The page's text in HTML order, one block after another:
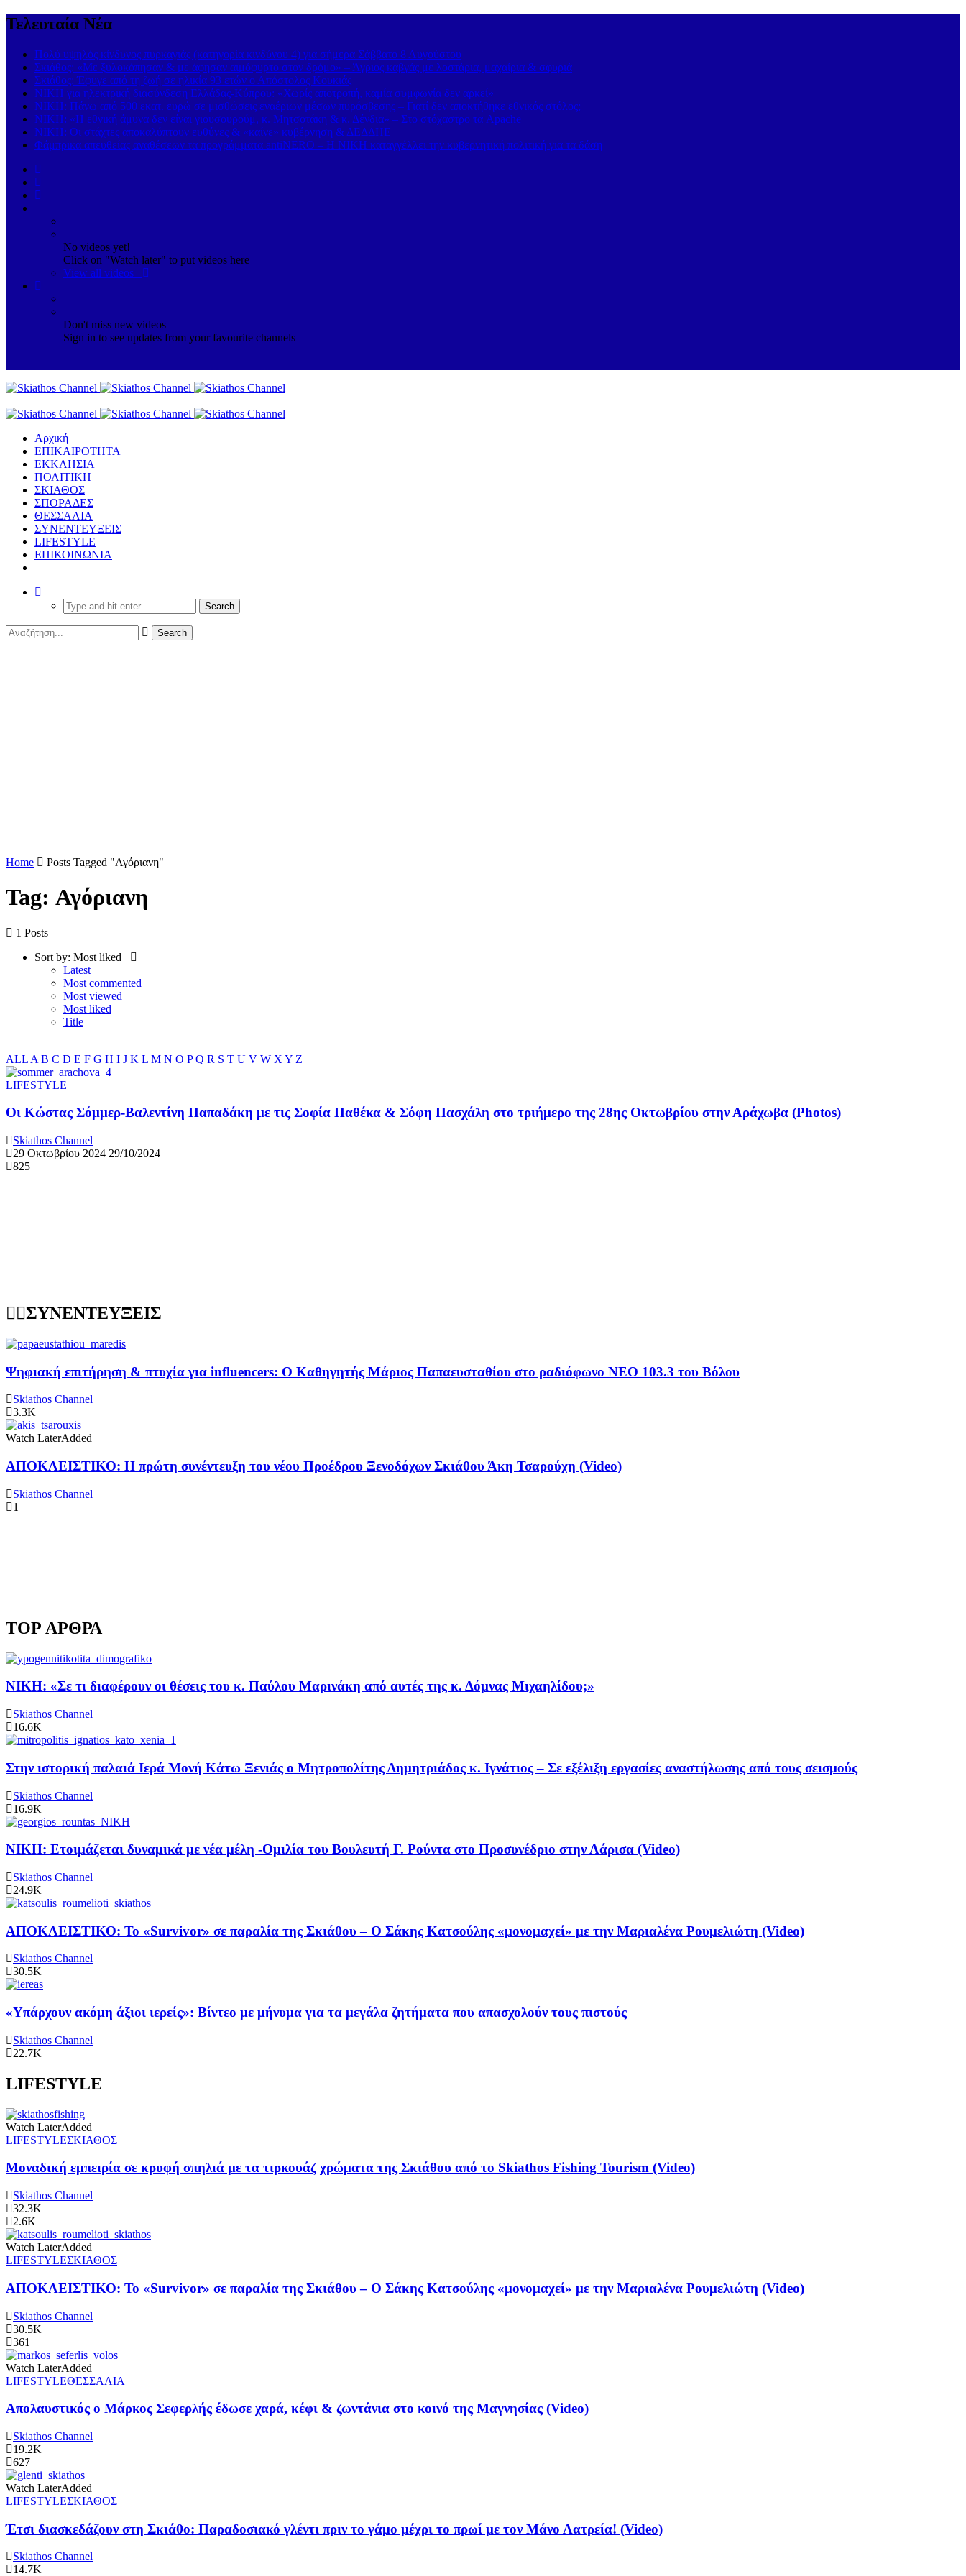
Τελευταία Νέα
Πολύ υψηλός κίνδυνος πυρκαγιάς (κατηγορία κινδύνου 4) για σήμερα Σάββατο 8 Αυγούστου
Σκιάθος: «Με ξυλοκόπησαν & με άφησαν αιμόφυρτο στον δρόμο» – Άγριος καβγάς με λοστάρια, μαχαίρια & σφυριά
Σκιάθος: Έφυγε από τη ζωή σε ηλικία 93 ετών ο Απόστολος Κουκιάς
ΝΙΚΗ για ηλεκτρική διασύνδεση Ελλάδας-Κύπρου: «Χωρίς αποτροπή, καμία συμφωνία δεν αρκεί»
ΝΙΚΗ: Πάνω από 500 εκατ. ευρώ σε μισθώσεις εναέριων μέσων πυρόσβεσης – Γιατί δεν αποκτήθηκε εθνικός στόλος;
ΝΙΚΗ: «Η εθνική άμυνα δεν είναι γιουσουρούμ, κ. Μητσοτάκη & κ. Δένδια» – Στο στόχαστρο τα Apache
ΝΙΚΗ: Οι στάχτες αποκαλύπτουν ευθύνες & «καίνε» κυβέρνηση & ΔΕΔΔΗΕ
Φάμπρικα απευθείας αναθέσεων τα προγράμματα antiNERO – Η ΝΙΚΗ καταγγέλλει την κυβερνητική πολιτική για τα δάση
No videos yet!
Click on "Watch later" to put videos here
View all videos
Don't miss new videos
Sign in to see updates from your favourite channels
Αρχική
ΕΠΙΚΑΙΡΟΤΗΤΑ
ΕΚΚΛΗΣΙΑ
ΠΟΛΙΤΙΚΗ
ΣΚΙΑΘΟΣ
ΣΠΟΡΑΔΕΣ
ΘΕΣΣΑΛΙΑ
ΣΥΝΕΝΤΕΥΞΕΙΣ
LIFESTYLE
ΕΠΙΚΟΙΝΩΝΙΑ
Home Posts Tagged "Αγόριανη"
Tag: Αγόριανη
1 Posts
Sort by: Most liked
Latest
Most commented
Most viewed
Most liked
Title
ALL A B C D E F G H I J K L M N O P Q R S T U V W X Y Z
LIFESTYLE
Οι Κώστας Σόμμερ-Βαλεντίνη Παπαδάκη με τις Σοφία Παθέκα & Σόφη Πασχάλη στο τριήμερο της 28ης Οκτωβρίου στην Αράχωβα (Photos)
Skiathos Channel
29 Οκτωβρίου 2024 29/10/2024
825
ΣΥΝΕΝΤΕΥΞΕΙΣ
Ψηφιακή επιτήρηση & πτυχία για influencers: Ο Καθηγητής Μάριος Παπαευσταθίου στο ραδιόφωνο NEO 103.3 του Βόλου
Skiathos Channel
3.3K
Watch LaterAdded
ΑΠΟΚΛΕΙΣΤΙΚΟ: Η πρώτη συνέντευξη του νέου Προέδρου Ξενοδόχων Σκιάθου Άκη Τσαρούχη (Video)
Skiathos Channel
1
TOP ΑΡΘΡΑ
ΝΙΚΗ: «Σε τι διαφέρουν οι θέσεις του κ. Παύλου Μαρινάκη από αυτές της κ. Δόμνας Μιχαηλίδου;»
Skiathos Channel
16.6K
Στην ιστορική παλαιά Ιερά Μονή Κάτω Ξενιάς ο Μητροπολίτης Δημητριάδος κ. Ιγνάτιος – Σε εξέλιξη εργασίες αναστήλωσης από τους σεισμούς
Skiathos Channel
16.9K
ΝΙΚΗ: Ετοιμάζεται δυναμικά με νέα μέλη -Ομιλία του Βουλευτή Γ. Ρούντα στο Προσυνέδριο στην Λάρισα (Video)
Skiathos Channel
24.9K
ΑΠΟΚΛΕΙΣΤΙΚΟ: Το «Survivor» σε παραλία της Σκιάθου – Ο Σάκης Κατσούλης «μονομαχεί» με την Μαριαλένα Ρουμελιώτη (Video)
Skiathos Channel
30.5K
«Υπάρχουν ακόμη άξιοι ιερείς»: Βίντεο με μήνυμα για τα μεγάλα ζητήματα που απασχολούν τους πιστούς
Skiathos Channel
22.7K
LIFESTYLE
Watch LaterAdded
LIFESTYLEΣΚΙΑΘΟΣ
Μοναδική εμπειρία σε κρυφή σπηλιά με τα τιρκουάζ χρώματα της Σκιάθου από το Skiathos Fishing Tourism (Video)
Skiathos Channel
32.3K
2.6K
Watch LaterAdded
LIFESTYLEΣΚΙΑΘΟΣ
ΑΠΟΚΛΕΙΣΤΙΚΟ: Το «Survivor» σε παραλία της Σκιάθου – Ο Σάκης Κατσούλης «μονομαχεί» με την Μαριαλένα Ρουμελιώτη (Video)
Skiathos Channel
30.5K
361
Watch LaterAdded
LIFESTYLEΘΕΣΣΑΛΙΑ
Απολαυστικός ο Μάρκος Σεφερλής έδωσε χαρά, κέφι & ζωντάνια στο κοινό της Μαγνησίας (Video)
Skiathos Channel
19.2K
627
Watch LaterAdded
LIFESTYLEΣΚΙΑΘΟΣ
Έτσι διασκεδάζουν στη Σκιάθο: Παραδοσιακό γλέντι πριν το γάμο μέχρι το πρωί με τον Μάνο Λατρεία! (Video)
Skiathos Channel
14.7K